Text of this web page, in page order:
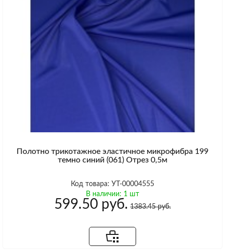
Полотно трикотажное эластичное микрофибра 199
темно синий (061) Отрез 0,5м
Код товара: УТ-00004555
В наличии: 1 шт
599.50 руб. 1383.45 руб.